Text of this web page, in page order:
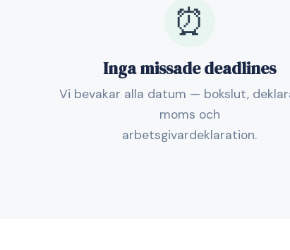
⏰
Inga missade deadlines
Vi bevakar alla datum — bokslut,
moms och
arbetsgivardeklaration.